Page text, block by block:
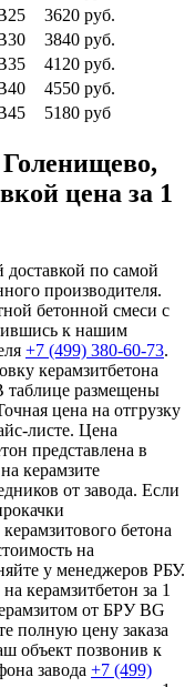
3620 руб.
3840 руб.
4120 руб.
4550 руб.
5180 руб
цена за 1
доставкой по самой
производителя.
бетонной смеси с
к нашим
+7 (499) 380-60-73.
керамзитбетона
таблице размещены
цена на отгрузку
листе. Цена
представлена в
керамзите
от завода. Если
бетона
на
у менеджеров РБУ.
керамзитбетон за 1
от БРУ BG
полную цену заказа
объект позвонив к
завода +7 (499)